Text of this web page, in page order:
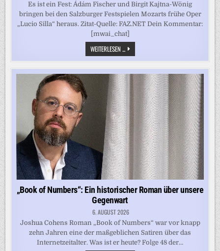
Es ist ein Fest: Ádám Fischer und Birgit Kajtna-Wönig
bringen bei den Salzburger Festspielen Mozarts frühe Oper
„Lucio Silla“ heraus. Zitat-Quelle: FAZ.NET Dein Kommentar:
[mwai_chat]
WEITERLESEN ...SALZBURGER
FESTSPIELE:
VOR
LAUTER
FREUDE
SPRINGT
DIE
STIMME
„Book of Numbers“: Ein historischer Roman über unsere
Gegenwart
6. AUGUST 2026
Joshua Cohens Roman „Book of Numbers“ war vor knapp
zehn Jahren eine der maßgeblichen Satiren über das
Internetzeitalter. Was ist er heute? Folge 48 der…